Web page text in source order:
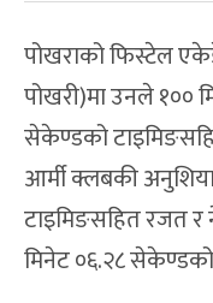
पोखराको फिस्टेल
पोखरी)मा उनले १००
सेकेण्डको
आर्मी क्लबकी
टाइमिङसहित रजत
मिनेट ०६.२८